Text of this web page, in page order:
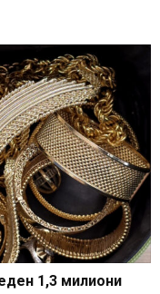
1,3 милиони